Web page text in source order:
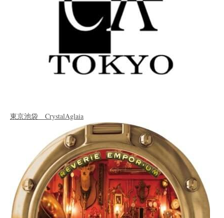
東京池袋 CrystalAglaia